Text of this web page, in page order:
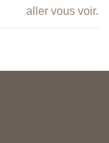
aller vous voir.